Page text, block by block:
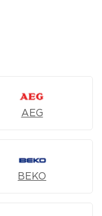
AEG
BEKO